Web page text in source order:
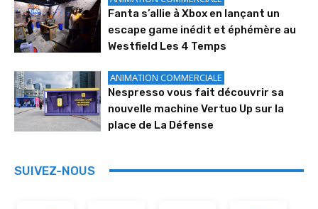
Fanta s’allie à Xbox en lançant un
escape game inédit et éphémère au
Westfield Les 4 Temps
ANIMATION COMMERCIALE
Nespresso vous fait découvrir sa
nouvelle machine Vertuo Up sur la
place de La Défense
SUIVEZ-NOUS